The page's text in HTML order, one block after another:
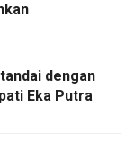
dengan
Eka Putra